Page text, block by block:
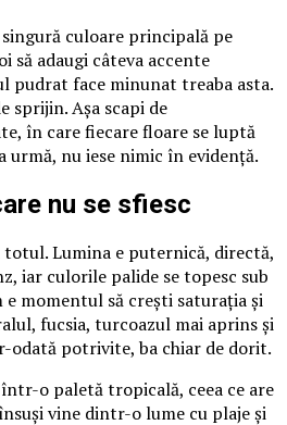
singură culoare principală pe
să adaugi câteva accente
pudrat face minunat treaba asta.
sprijin. Așa scapi de
în care fiecare floare se luptă
nu iese nimic în evidență.
nu se sfiesc
totul. Lumina e puternică, directă,
iar culorile palide se topesc sub
e momentul să crești saturația și
fucsia, turcoazul mai aprins și
odată potrivite, ba chiar de dorit.
o paletă tropicală, ceea ce are
vine dintr-o lume cu plaje și